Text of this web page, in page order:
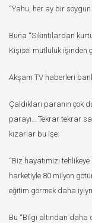
“Yahu, her ay bir
Buna “Sıkıntılardan
Kişisel mutluluk işinden
Akşam TV haberleri
Çaldıkları paranın
parayı… Tekrar tekrar
kızarlar bu işe:
“Biz hayatımızı
harketiyle 80 milyon
eğitim görmek daha
Bu “Bilgi altından daha